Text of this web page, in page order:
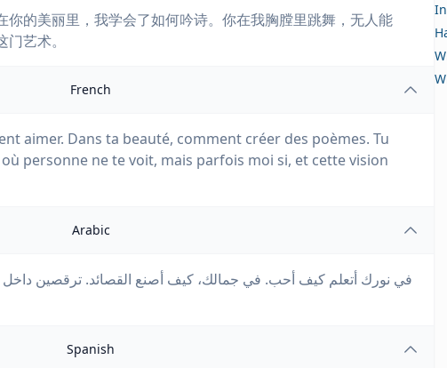
的美丽里，我学会了如何吟诗。你在我胸膛里跳舞，无人能
艺术。
French
aimer. Dans ta beauté, comment créer des poèmes. Tu
personne ne te voit, mais parfois moi si, et cette vision
Arabic
في نورك أتعلم كيف أحب. في جمالك، كيف أصنع القصائد. ترقصين داخل
Spanish